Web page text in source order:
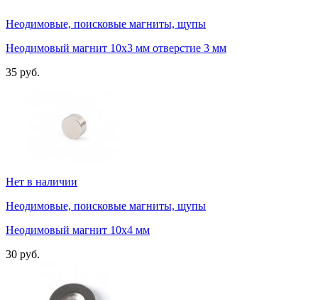
Неодимовые, поисковые магниты, щупы
Неодимовый магнит 10х3 мм отверстие 3 мм
35 руб.
Нет в наличии
Неодимовые, поисковые магниты, щупы
Неодимовый магнит 10х4 мм
30 руб.